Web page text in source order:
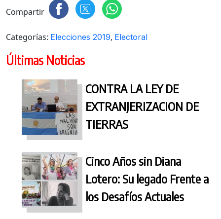
Compartir
Categorías: Elecciones 2019, Electoral
Últimas Noticias
CONTRA LA LEY DE
EXTRANJERIZACION DE
TIERRAS
Cinco Años sin Diana
Lotero: Su legado Frente a
los Desafíos Actuales